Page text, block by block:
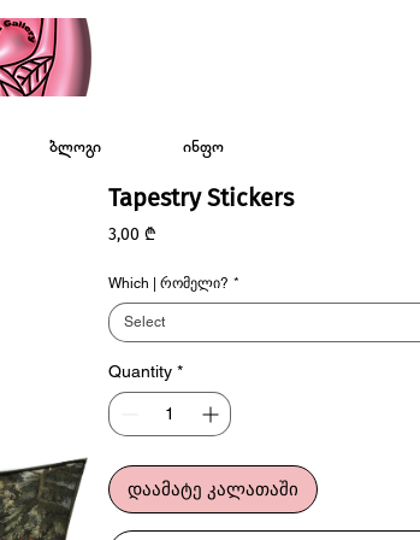
ბლოგი ინფო
Tapestry Stickers
3,00 ₾
Which | რომელი? *
Select
Quantity *
დაამატე კალათაში